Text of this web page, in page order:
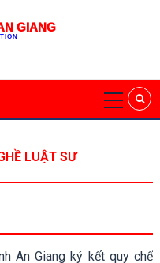
GIANG
LUẬT SƯ
An Giang ký kết quy chế